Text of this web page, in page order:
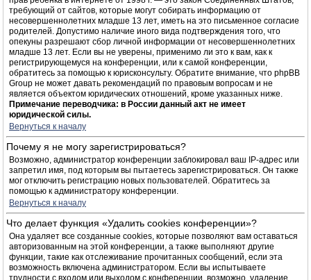
требующий от сайтов, которые могут собирать информацию от
несовершеннолетних младше 13 лет, иметь на это письменное согласие
родителей. Допустимо наличие иного вида подтверждения того, что
опекуны разрешают сбор личной информации от несовершеннолетних
младше 13 лет. Если вы не уверены, применимо ли это к вам, как к
регистрирующемуся на конференции, или к самой конференции,
обратитесь за помощью к юрисконсульту. Обратите внимание, что phpBB
Group не может давать рекомендаций по правовым вопросам и не
является объектом юридических отношений, кроме указанных ниже.
Примечание переводчика: в России данный акт не имеет
юридической силы.
Вернуться к началу
Почему я не могу зарегистрироваться?
Возможно, администратор конференции заблокировал ваш IP-адрес или
запретил имя, под которым вы пытаетесь зарегистрироваться. Он также
мог отключить регистрацию новых пользователей. Обратитесь за
помощью к администратору конференции.
Вернуться к началу
Что делает функция «Удалить cookies конференции»?
Она удаляет все созданные cookies, которые позволяют вам оставаться
авторизованным на этой конференции, а также выполняют другие
функции, такие как отслеживание прочитанных сообщений, если эта
возможность включена администратором. Если вы испытываете
трудности с входом или выходом с конференции, возможно, удаление